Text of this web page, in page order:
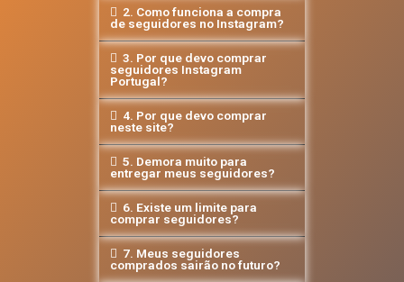
2. Como funciona a compra
de seguidores no Instagram?
3. Por que devo comprar
seguidores Instagram
Portugal?
4. Por que devo comprar
neste site?
5. Demora muito para
entregar meus seguidores?
6. Existe um limite para
comprar seguidores?
7. Meus seguidores
comprados sairão no futuro?